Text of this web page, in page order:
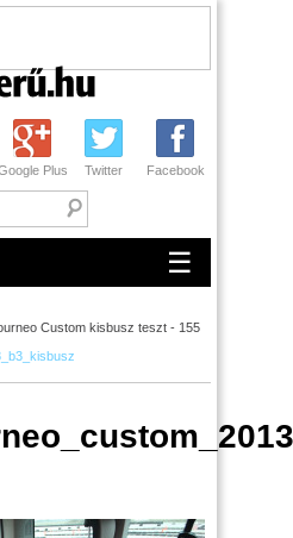
Plus Twitter Facebook
☰
Custom kisbusz teszt - 155